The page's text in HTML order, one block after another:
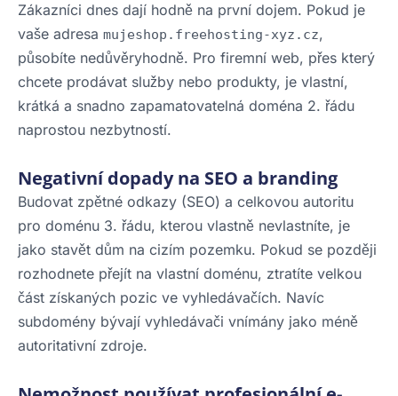
Zákazníci dnes dají hodně na první dojem. Pokud je
vaše adresa mujeshop.freehosting-xyz.cz,
působíte nedůvěryhodně. Pro firemní web, přes který
chcete prodávat služby nebo produkty, je vlastní,
krátká a snadno zapamatovatelná doména 2. řádu
naprostou nezbytností.
Negativní dopady na SEO a branding
Budovat zpětné odkazy (SEO) a celkovou autoritu
pro doménu 3. řádu, kterou vlastně nevlastníte, je
jako stavět dům na cizím pozemku. Pokud se později
rozhodnete přejít na vlastní doménu, ztratíte velkou
část získaných pozic ve vyhledávačích. Navíc
subdomény bývají vyhledávači vnímány jako méně
autoritativní zdroje.